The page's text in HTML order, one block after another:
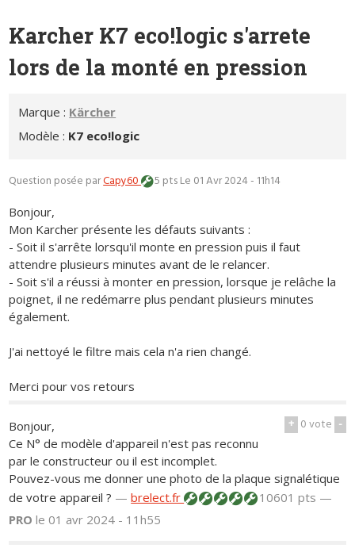
Karcher K7 eco!logic s'arrete
lors de la monté en pression
Marque : Kärcher
Modèle : K7 eco!logic
Question posée parCapy60 5 ptsLe 01 Avr 2024 - 11h14
Bonjour,
Mon Karcher présente les défauts suivants :
- Soit il s'arrête lorsqu'il monte en pression puis il faut
attendre plusieurs minutes avant de le relancer.
- Soit s'il a réussi à monter en pression, lorsque je relâche la
poignet, il ne redémarre plus pendant plusieurs minutes
également.
J'ai nettoyé le filtre mais cela n'a rien changé.
Merci pour vos retours
+ 0vote -
Bonjour,
Ce N° de modèle d'appareil n'est pas reconnu
par le constructeur ou il est incomplet.
Pouvez-vous me donner une photo de la plaque signalétique
de votre appareil ? —brelect.fr
10601 pts —
PRO le 01 avr 2024 - 11h55